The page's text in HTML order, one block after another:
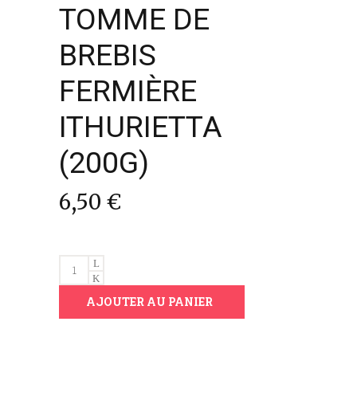
TOMME DE
BREBIS
FERMIÈRE
ITHURIETTA
(200G)
6,50 €
TOMME
DE
BREBIS
FERMIÈRE
AJOUTER AU PANIER